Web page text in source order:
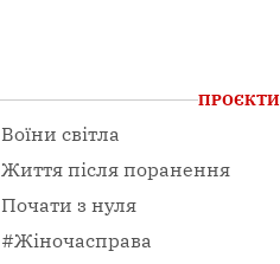
ПРОЄКТИ
Воїни світла
Життя після поранення
Почати з нуля
#Жіночасправа